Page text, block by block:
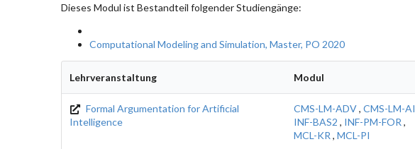
Dieses Modul ist Bestandteil folgender Studiengänge:
Computational Modeling and Simulation, Master, PO 2020
Lehrveranstaltung Modul
Formal Argumentation for Artificial
Intelligence
CMS-LM-ADV, CMS-LM-AI
INF-BAS2 , INF-PM-FOR ,
MCL-KR , MCL-PI